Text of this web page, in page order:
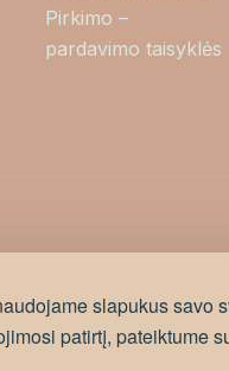
slapukus savo
patirtį, pateiktume
Pirkimo –
pardavimo taisyklės